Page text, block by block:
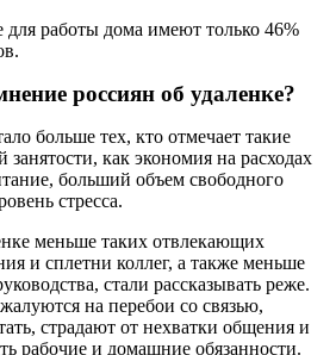
работы дома имеют только 46%
россиян об удаленке?
больше тех, кто отмечает такие
как экономия на расходах
больший объем свободного
стресса.
меньше таких отвлекающих
и сплетни коллег, а также меньше
стали рассказывать реже.
на перебои со связью,
страдают от нехватки общения и
рабочие и домашние обязанности.